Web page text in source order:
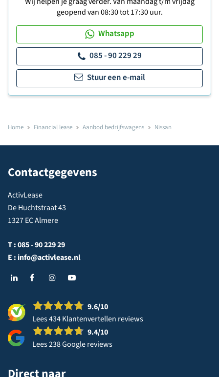
geopend van 08:30 tot 17:30 uur.
Whatsapp
085 - 90 229 29
Stuur een e-mail
Home Financial lease Aanbod bedrijfswagens Nissan
Contactgegevens
ActivLease
De Huchtstraat 43
1327 EC Almere
T :085 - 90 229 29
E : info@activlease.nl
9.6/10
Lees 434 Klantenvertellen reviews
9.4/10
Lees 238 Google reviews